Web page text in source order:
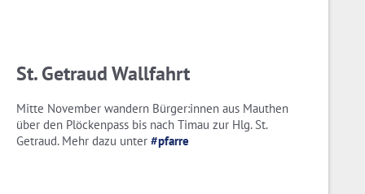
St. Getraud Wallfahrt
Mitte November wandern Bürger:innen aus Mauthen
über den Plöckenpass bis nach Timau zur Hlg. St.
Getraud. Mehr dazu unter #pfarre